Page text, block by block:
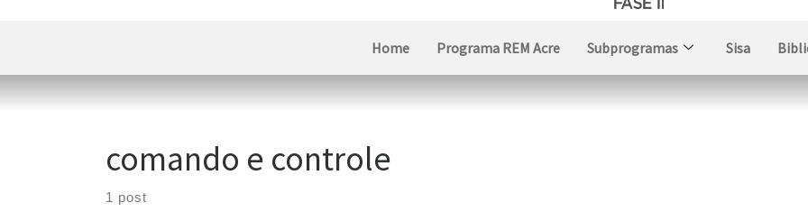
Home Programa REM Acre Subprogramas Sisa
comando e controle
1 post